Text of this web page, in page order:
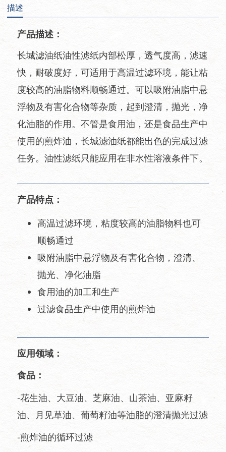
描述
产品描述：
长城滤油纸油性滤纸内部松厚，透气度高，滤速
快，耐破度好，可适用于高温过滤环境，能让粘
度较高的油脂物料顺畅通过。可以吸附油脂中悬
浮物及有害化合物等杂质，起到澄清，抛光，净
化油脂的作用。不管是食用油，还是食品生产中
使用的煎炸油，长城滤油纸都能出色的完成过滤
任务。油性滤纸只能应用在非水性溶液条件下。
产品特点：
高温过滤环境，粘度较高的油脂物料也可
顺畅通过
吸附油脂中悬浮物及有害化合物，澄清、
抛光、净化油脂
食用油的加工和生产
过滤食品生产中使用的煎炸油
应用领域：
食品：
-花生油、大豆油、芝麻油、山茶油、亚麻籽
油、月见草油、葡萄籽油等油脂的澄清抛光过滤
-煎炸油的循环过滤